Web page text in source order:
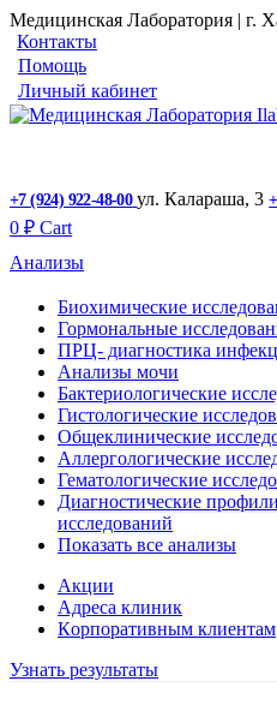
Медицинская Лаборатория | г.
Контакты
Помощь
Личный кабинет
+7 (924) 922-48-00 ул. ​Калараша, 3
0 ₽ Cart
Анализы
Биохимические
Гормональные
ПРЦ- диагностика
Анализы мочи
Бактериологические
Гистологические
Общеклинические
Аллергологические
Гематологические
Диагностические профили
исследований
Показать все анализы
Акции
Адреса клиник
Кoрпоративным клиентам
Узнать результаты